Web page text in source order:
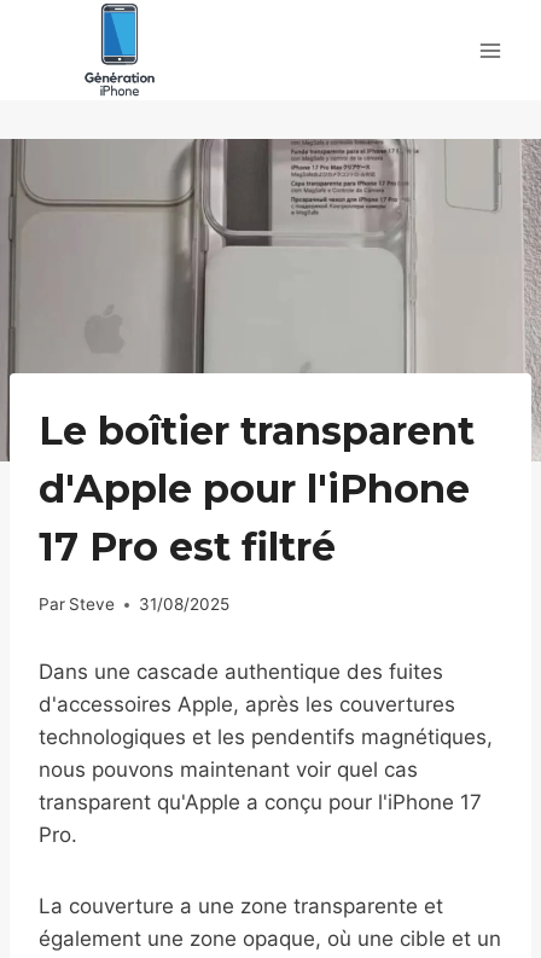
Le boîtier transparent
d'Apple pour l'iPhone
17 Pro est filtré
Par Steve 31/08/2025
Dans une cascade authentique des fuites
d'accessoires Apple, après les couvertures
technologiques et les pendentifs magnétiques,
nous pouvons maintenant voir quel cas
transparent qu'Apple a conçu pour l'iPhone 17
Pro.
La couverture a une zone transparente et
également une zone opaque, où une cible et un